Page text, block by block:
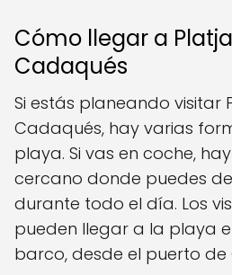
Cómo llegar a Platja
Cadaqués
Si estás planeando visitar
Cadaqués, hay varias
playa. Si vas en coche,
cercano donde puedes
durante todo el día. Los
pueden llegar a la playa
barco, desde el puerto de